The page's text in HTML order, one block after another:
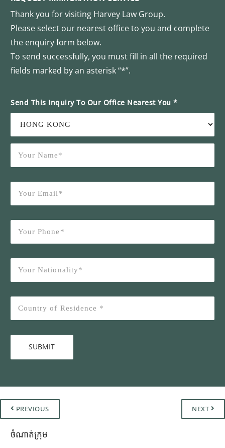
Thank you for visiting Harvey Law Group.
Please select our nearest office to you and complete
the enquiry form below.
To send successfully, you must fill in all the required
fields marked by an asterisk “*”.
Send This Inquiry To Our Office Nearest You *
PREVIOUS NEXT
ចំណាត់ក្រុម